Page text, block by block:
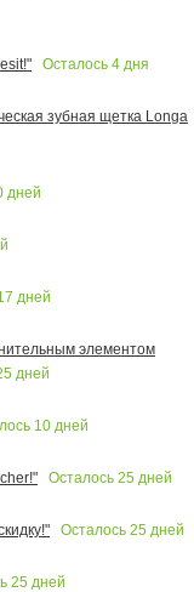
Осталось 4 дня
зубная щетка Longa
дней
дней
элементом
дней
10 дней
Осталось 25 дней
Осталось 25 дней
25 дней